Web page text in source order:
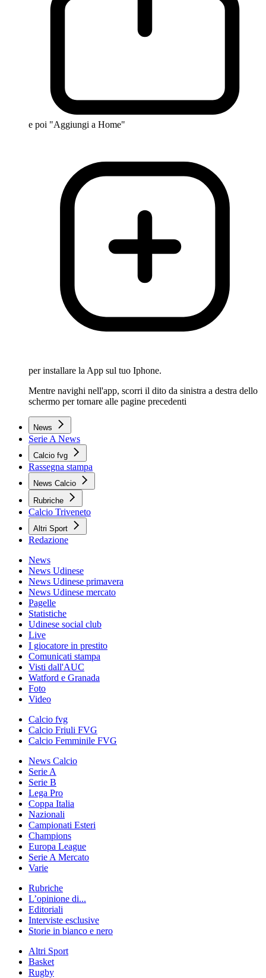
e poi "Aggiungi a Home"
per installare la App sul tuo Iphone.
Mentre navighi nell'app, scorri il dito da sinistra a destra dello
schermo per tornare alle pagine precedenti
News
Serie A News
Calcio fvg
Rassegna stampa
News Calcio
Rubriche
Calcio Triveneto
Altri Sport
Redazione
News
News Udinese
News Udinese primavera
News Udinese mercato
Pagelle
Statistiche
Udinese social club
Live
I giocatore in prestito
Comunicati stampa
Visti dall'AUC
Watford e Granada
Foto
Video
Calcio fvg
Calcio Friuli FVG
Calcio Femminile FVG
News Calcio
Serie A
Serie B
Lega Pro
Coppa Italia
Nazionali
Campionati Esteri
Champions
Europa League
Serie A Mercato
Varie
Rubriche
L’opinione di...
Editoriali
Interviste esclusive
Storie in bianco e nero
Altri Sport
Basket
Rugby